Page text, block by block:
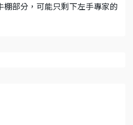
部分，可能只剩下左手專家的